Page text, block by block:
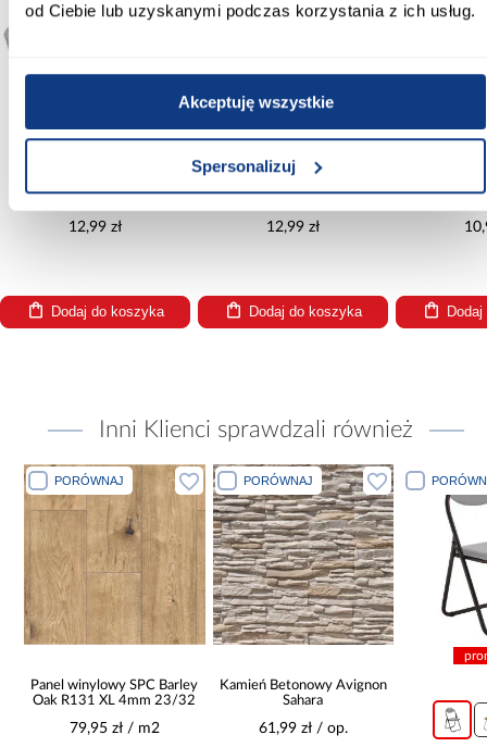
od Ciebie lub uzyskanymi podczas korzystania z ich usług.
Akceptuję wszystkie
Spersonalizuj
34x23x2,8 cm
KY330000ALP
12,99 zł
Dodaj do koszyka
32x26,5x6,4 cm KY6416
12,99 zł
Dodaj do koszyka
cm
Inni Klienci sprawdzali również
PORÓWNAJ
Panel winylowy SPC Barley
Oak R131 XL 4mm 23/32
79,95 zł / m2
PORÓWNAJ
Kamień Betonowy Avignon
Sahara
61,99 zł / op.